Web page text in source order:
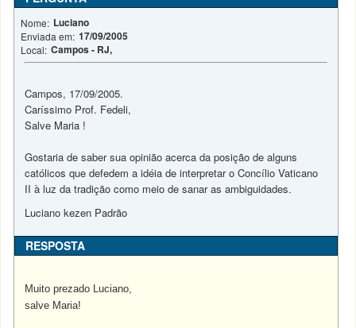
Nome: Luciano
Enviada em: 17/09/2005
Local: Campos - RJ,
Campos, 17/09/2005.
Caríssimo Prof. Fedeli,
Salve Maria !
Gostaria de saber sua opinião acerca da posição de alguns
católicos que defedem a idéia de interpretar o Concílio Vaticano
II à luz da tradição como meio de sanar as ambiguidades.
Luciano kezen Padrão
RESPOSTA
Muito prezado Luciano,
salve Maria!